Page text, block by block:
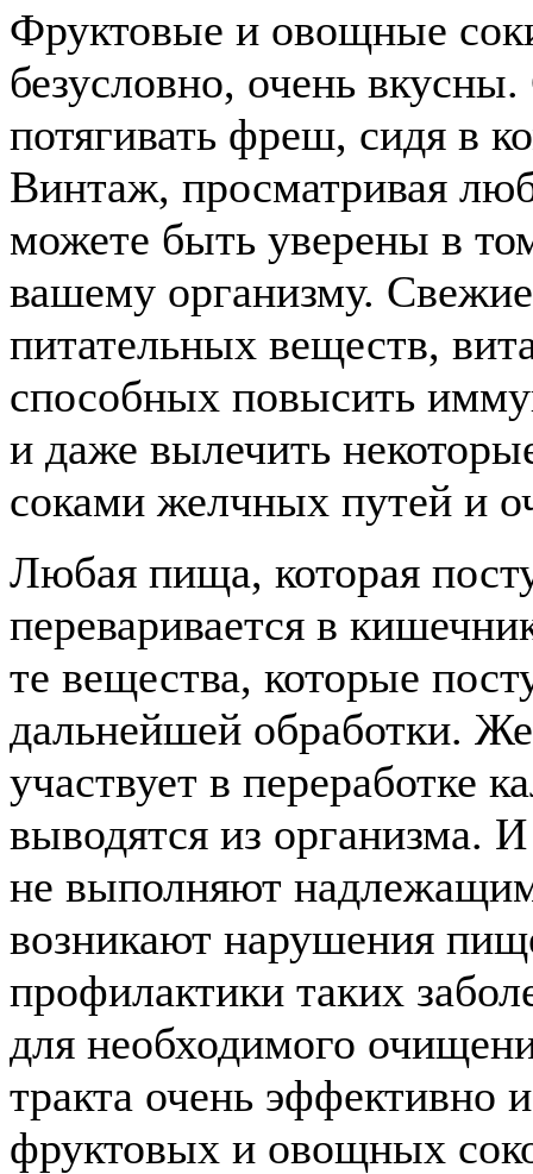
Фруктовые и овощные
безусловно, очень
потягивать фреш, сидя в
Винтаж, просматривая
можете быть уверены в
вашему организму.
питательных веществ,
способных повысить
и даже вылечить
соками желчных путей и
Любая пища, которая
переваривается в
те вещества, которые
дальнейшей обработки.
участвует в переработке
выводятся из организма.
не выполняют
возникают нарушения
профилактики таких
для необходимого
тракта очень эффективно
фруктовых и овощных